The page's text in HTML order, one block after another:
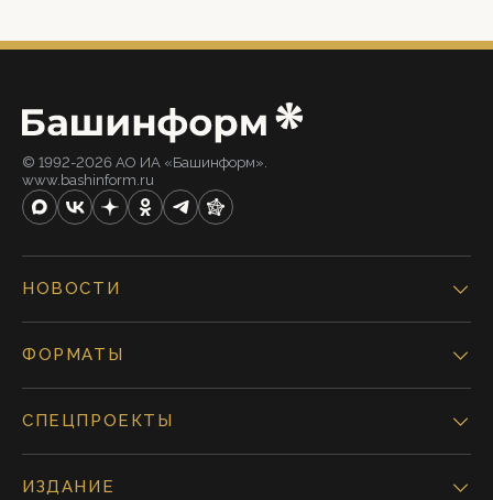
© 1992-2026 АО ИА «Башинформ».
www.bashinform.ru
НОВОСТИ
ФОРМАТЫ
СПЕЦПРОЕКТЫ
ИЗДАНИЕ